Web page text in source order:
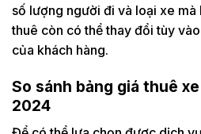
số lượng người đi và loại xe mà
thuê còn có thể thay đổi tùy
của khách hàng.
So sánh bảng giá thuê
2024